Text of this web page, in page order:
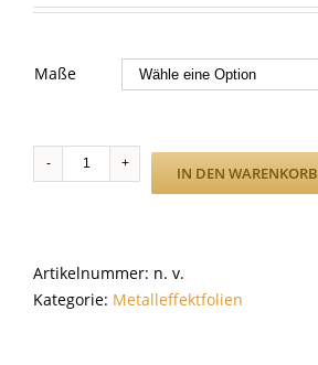
Maße
Violett
13113
IN DEN WARENKORB
Artikelnummer: n. v.
Kategorie: Metalleffektfolien